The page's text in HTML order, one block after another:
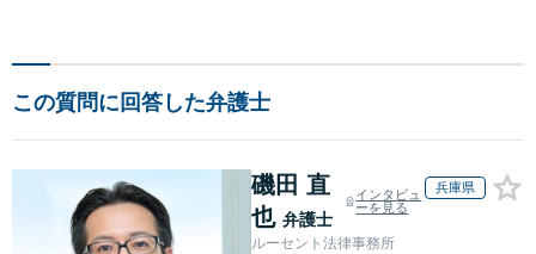
この質問に回答した弁護士
磯田 直
也 弁護士
インタビュ
ーを見る
兵庫県
ルーセント法律事務所